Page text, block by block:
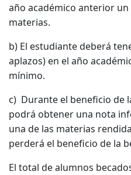
año académico anterior
materias.
b) El estudiante deberá
aplazos) en el año
mínimo.
c) Durante el beneficio de
podrá obtener una nota
una de las materias
perderá el beneficio de la
El total de alumnos